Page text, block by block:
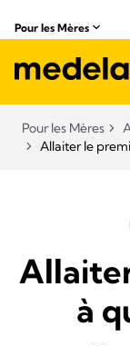
Pour les Mères
Pour les Mères
Allaiter le
à